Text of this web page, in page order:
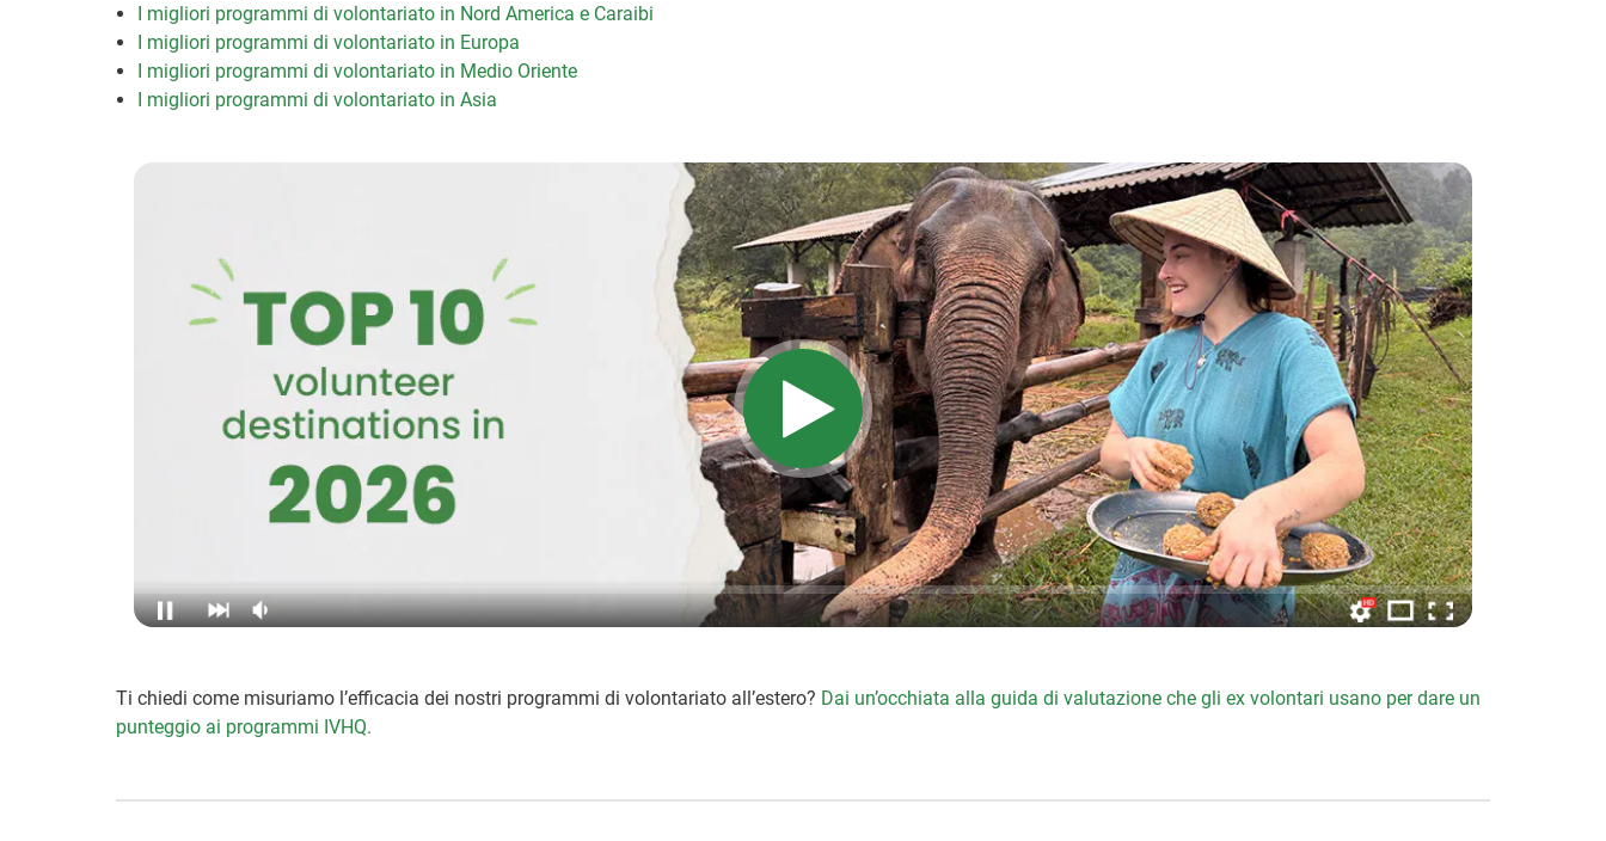
I migliori programmi di volontariato in Nord America e Caraibi
I migliori programmi di volontariato in Europa
I migliori programmi di volontariato in Medio Oriente
I migliori programmi di volontariato in Asia
Ti chiedi come misuriamo l’efficacia dei nostri programmi di volontariato all’estero? Dai un’occhiata alla guida di valutazione che gli ex volontari usano per dare un
punteggio ai programmi IVHQ.